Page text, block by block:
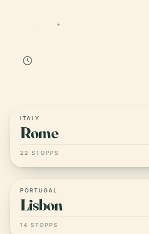
ITALY
Rome
22 STOPPS
PORTUGAL
Lisbon
14 STOPPS